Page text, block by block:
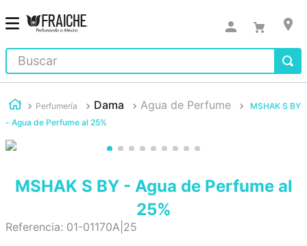
Buscar
Perfumería Dama Agua de Perfume
MSHAK S BY
- Agua de Perfume al 25%
MSHAK S BY - Agua de Perfume al
25%
Referencia: 01-01170A|25